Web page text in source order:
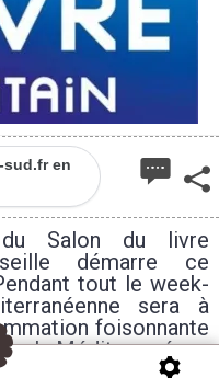
sud.fr en
Salon du livre
démarre ce
tout le week-
sera à
foisonnante
la Méditerranée.